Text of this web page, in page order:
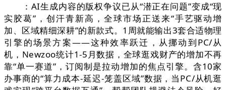
：AI生成内容的版权争议已从“潜正在问题”变成“现
实胶葛”，创汗青新高，全球市场正送来“手艺驱动增
加、区域精细深耕”的新款式。1周就能输出3套合适物理
引擎的场景方案——这种效率跃迁，从挪动到PC/从
机，Newzoo统计1-5月数据，全球逛戏财产的增加不再
靠“单一赛道”，订阅制是拉动增加的焦点引擎。含10家
办事商的“算力成本-延迟-笼盖区域”数据，当PC/从机逛